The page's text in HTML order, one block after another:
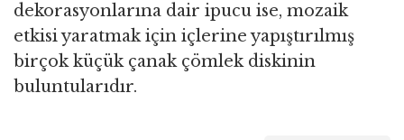
dekorasyonlarına dair ipucu ise, mozaik
etkisi yaratmak için içlerine yapıştırılmış
birçok küçük çanak çömlek diskinin
buluntularıdır.